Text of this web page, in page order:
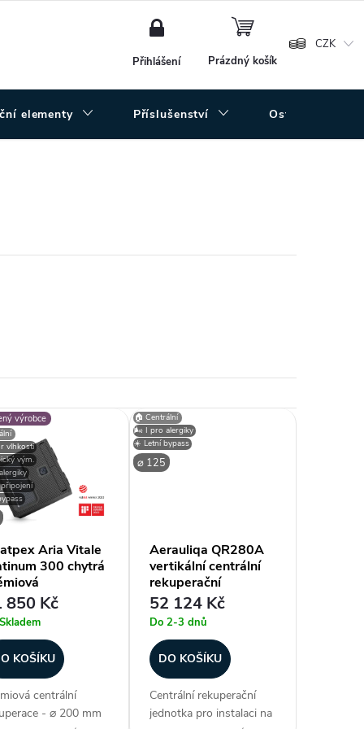
CZK
Přihlášení
NÁKUPNÍ
Prázdný košík
elementy Příslušenství Ostatní
vlhkosti
výrobce
vým.
Aria Vitale
300 chytrá
850 Kč
KOŠÍKU
centrální
- ⌀ 200 mm
⌀ 125
🏠 Centrální
🌬️ I pro alergiky
☀️ Letní bypass
Aerauliqa QR280A
vertikální centrální
rekuperační
jednotka
52 124 Kč
Do 2-3 dnů
DO KOŠÍKU
Centrální rekuperační
jednotka pro instalaci na